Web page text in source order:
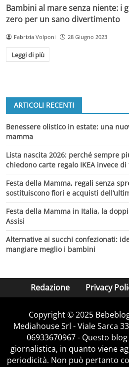
Bambini al mare senza niente: i
zero per un sano divertimento
Fabrizia Volponi 28 Giugno 2023
Leggi di più
ARTICOLI RECENTI
Benessere olistico in estate: una
mamma
Lista nascita 2026: perché sempre
chiedono carte regalo IKEA invece
Festa della Mamma, regali senza
sostituiscono fiori e acquisti
Festa della Mamma in Italia, la
Assisi
Alternative ai succhi confezionati:
mangiare meglio i bambini
Redazione Privacy
Copyright © 2025
Mediahouse Srl - Viale Sarca
06933670967 - Questo
giornalistica, in quanto viene
periodicità. Non può pertanto